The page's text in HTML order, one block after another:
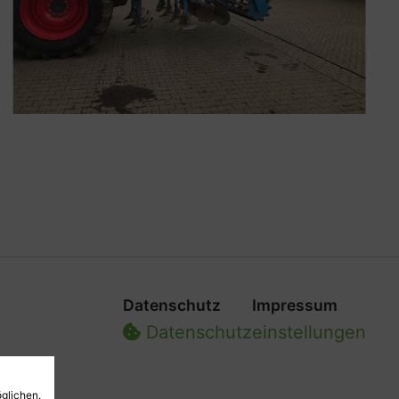
Datenschutz Impressum
Datenschutz­einstellungen